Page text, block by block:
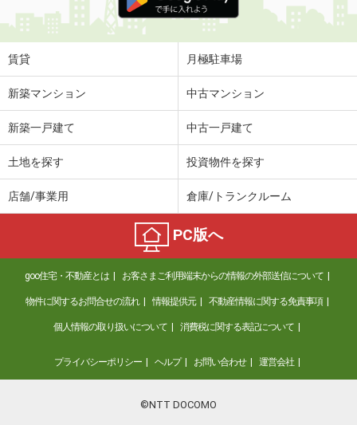
賃貸 月極駐車場
新築マンション 中古マンション
新築一戸建て 中古一戸建て
土地を探す 投資物件を探す
店舗/事業用 倉庫/トランクルーム
PC版へ
goo住宅・不動産とは お客さまご利用端末からの情報の外部送信について
物件に関するお問合せの流れ 情報提供元 不動産情報に関する免責事項
個人情報の取り扱いについて 消費税に関する表記について
プライバシーポリシー ヘルプ お問い合わせ 運営会社
©NTT DOCOMO